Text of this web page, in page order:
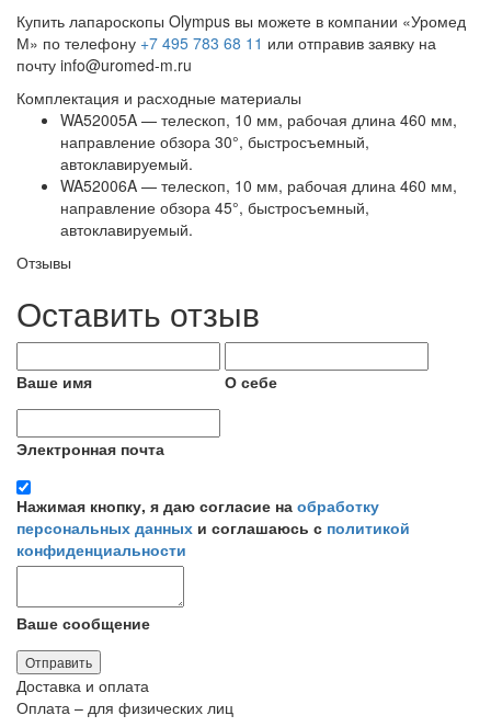
Купить лапароскопы Olympus вы можете в компании «Уромед
М» по телефону +7 495 783 68 11 или отправив заявку на
почту info@uromed-m.ru
Комплектация и расходные материалы
WA52005A — телескоп, 10 мм, рабочая длина 460 мм,
направление обзора 30°, быстросъемный,
автоклавируемый.
WA52006A — телескоп, 10 мм, рабочая длина 460 мм,
направление обзора 45°, быстросъемный,
автоклавируемый.
Отзывы
Оставить отзыв
Ваше имя О себе
Электронная почта
Нажимая кнопку, я даю согласие на обработку
персональных данных и соглашаюсь с политикой
конфиденциальности
Ваше сообщение
Отправить
Доставка и оплата
Оплата – для физических лиц